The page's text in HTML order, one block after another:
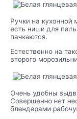
Ручки на кухонной
есть ниши для
пачкаются.
Естественно на
второго
Очень удобны
Совершенно нет
блендерами